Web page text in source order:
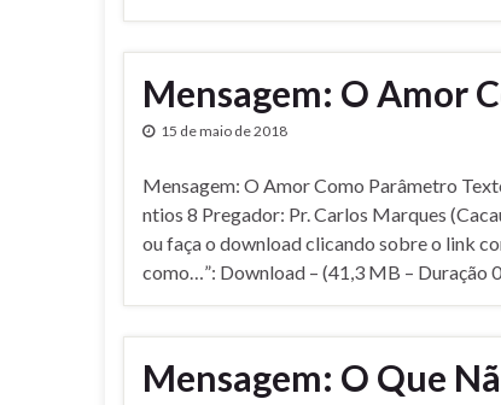
Mensagem: O Amor
15 de maio de 2018
Mensagem: O Amor Como Parâmetro
ntios 8 Pregador: Pr. Carlos Marques
ou faça o download clicando sobre o link
como…”: Download – (41,3 MB – Duração
Mensagem: O Que